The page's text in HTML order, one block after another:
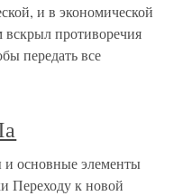
и в экономической
противоречия
передать все
основные элементы
Переходу к новой